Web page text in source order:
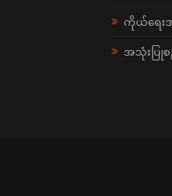
ကိုယ်ရေး
အသုံးပြုစည်